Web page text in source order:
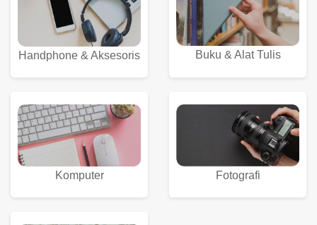
Handphone & Aksesoris Buku & Alat Tulis
Komputer Fotografi